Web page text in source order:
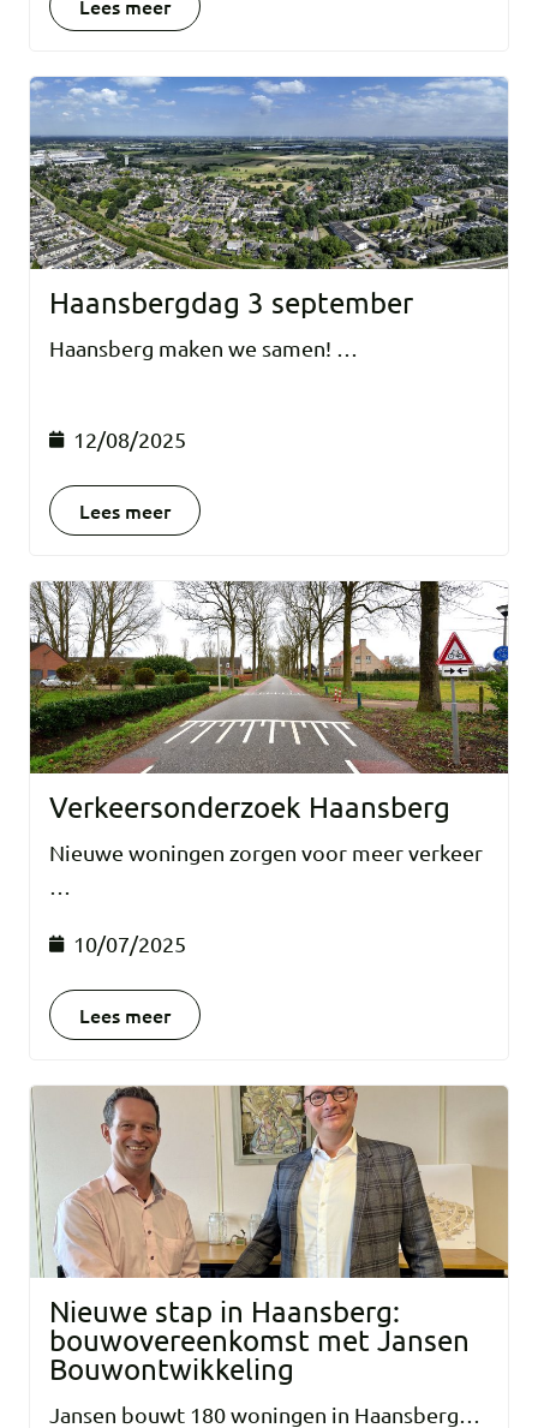
Lees meer
Haansbergdag 3 september
Haansberg maken we samen! …
12/08/2025
Lees meer
Verkeersonderzoek Haansberg
Nieuwe woningen zorgen voor meer verkeer
10/07/2025
Lees meer
Nieuwe stap in Haansberg:
bouwovereenkomst met Jansen
Bouwontwikkeling
Jansen bouwt 180 woningen in Haansberg…